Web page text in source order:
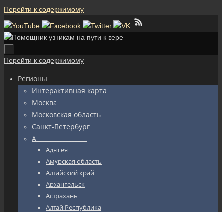
Перейти к содержимому
Перейти к содержимому
Регионы
Интерактивная карта
Москва
Московская область
Санкт-Петербург
А_________________
Адыгея
Амурская область
Алтайский край
Архангельск
Астрахань
Алтай Республика